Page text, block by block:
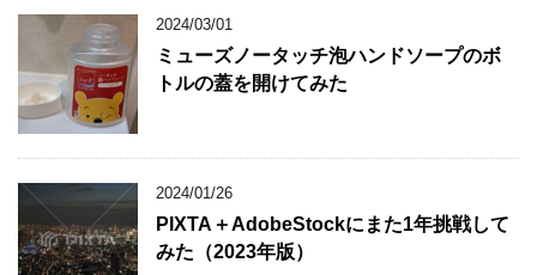
2024/03/01
ミューズノータッチ泡ハンドソープのボ
トルの蓋を開けてみた
2024/01/26
PIXTA＋AdobeStockにまた1年挑戦して
みた（2023年版）